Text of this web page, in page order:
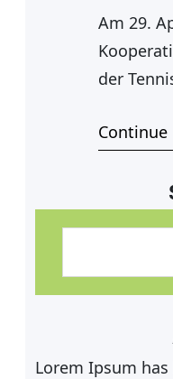
Am 29.
der
Tür
und
Continue
n
Lorem Ipsum